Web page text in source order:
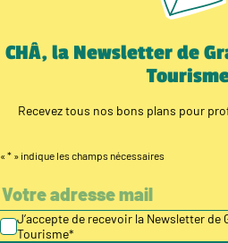
CHÂ, la Newsletter de
Recevez tous nos bons plans pour
« * » indique les champs nécessaires
J’accepte de recevoir la Newsletter de
Tourisme*